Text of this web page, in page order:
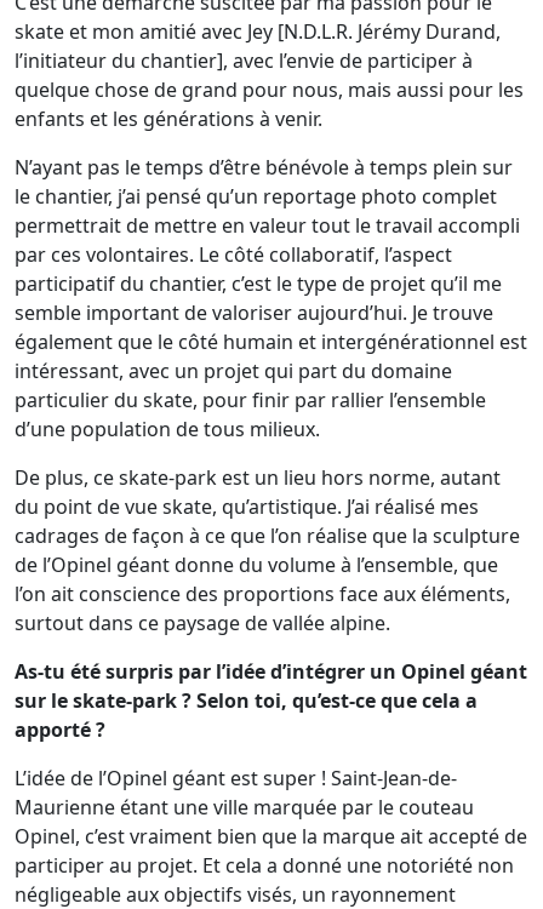
skate et mon amitié avec Jey [N.D.L.R. Jérémy Durand,
l’initiateur du chantier], avec l’envie de participer à
quelque chose de grand pour nous, mais aussi pour les
enfants et les générations à venir.
N’ayant pas le temps d’être bénévole à temps plein sur
le chantier, j’ai pensé qu’un reportage photo complet
permettrait de mettre en valeur tout le travail accompli
par ces volontaires. Le côté collaboratif, l’aspect
participatif du chantier, c’est le type de projet qu’il me
semble important de valoriser aujourd’hui. Je trouve
également que le côté humain et intergénérationnel est
intéressant, avec un projet qui part du domaine
particulier du skate, pour finir par rallier l’ensemble
d’une population de tous milieux.
De plus, ce skate-park est un lieu hors norme, autant
du point de vue skate, qu’artistique. J’ai réalisé mes
cadrages de façon à ce que l’on réalise que la sculpture
de l’Opinel géant donne du volume à l’ensemble, que
l’on ait conscience des proportions face aux éléments,
surtout dans ce paysage de vallée alpine.
As-tu été surpris par l’idée d’intégrer un Opinel géant
sur le skate-park ? Selon toi, qu’est-ce que cela a
apporté ?
L’idée de l’Opinel géant est super ! Saint-Jean-de-
Maurienne étant une ville marquée par le couteau
Opinel, c’est vraiment bien que la marque ait accepté de
participer au projet. Et cela a donné une notoriété non
négligeable aux objectifs visés, un rayonnement